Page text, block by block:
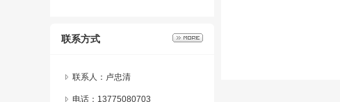
联系方式
联系人：卢忠清
电话：13775080703